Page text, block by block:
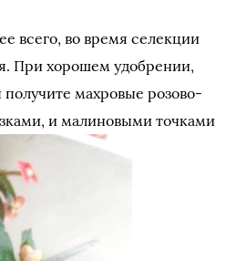
всего, во время селекции
При хорошем удобрении,
махровые розово-
и малиновыми точками